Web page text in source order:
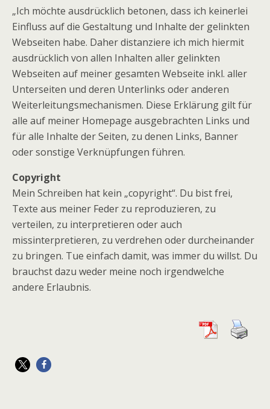
„Ich möchte ausdrücklich betonen, dass ich keinerlei
Einfluss auf die Gestaltung und Inhalte der gelinkten
Webseiten habe. Daher distanziere ich mich hiermit
ausdrücklich von allen Inhalten aller gelinkten
Webseiten auf meiner gesamten Webseite inkl. aller
Unterseiten und deren Unterlinks oder anderen
Weiterleitungsmechanismen. Diese Erklärung gilt für
alle auf meiner Homepage ausgebrachten Links und
für alle Inhalte der Seiten, zu denen Links, Banner
oder sonstige Verknüpfungen führen.
Copyright
Mein Schreiben hat kein „copyright“. Du bist frei,
Texte aus meiner Feder zu reproduzieren, zu
verteilen, zu interpretieren oder auch
missinterpretieren, zu verdrehen oder durcheinander
zu bringen. Tue einfach damit, was immer du willst. Du
brauchst dazu weder meine noch irgendwelche
andere Erlaubnis.